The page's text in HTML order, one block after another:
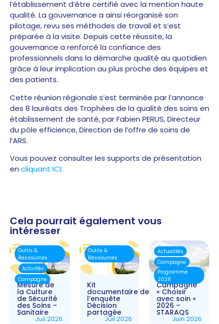
l’établissement d’être certifié avec la mention haute
qualité. La gouvernance a ainsi réorganisé son
pilotage, revu ses méthodes de travail et s’est
préparée à la visite. Depuis cette réussite, la
gouvernance a renforcé la confiance des
professionnels dans la démarche qualité au quotidien
grâce à leur implication au plus proche des équipes et
des patients.
Cette réunion régionale s’est terminée par l’annonce
des 8 lauréats des Trophées de la qualité des soins en
établissement de santé, par Fabien PERUS, Directeur
du pôle efficience, Direction de l’offre de soins de
l’ARS.
Vous pouvez consulter les supports de présentation
en cliquant ICI.
Cela pourrait également vous
intéresser
Mesure de
la Culture
de Sécurité
des Soins –
Sanitaire
Juil 2026
Outils &
Ressources
Activités
Campagne
Kit
documentaire de
l’enquête
Décision
partagée
Juil 2026
Outils &
Ressources
Campagne
« Choisir
avec soin »
2026 –
STARAQS
Juin 2026
Actualités
Campagne
Programme
2026